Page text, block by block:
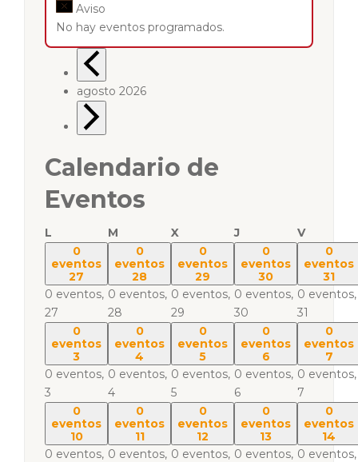
Aviso
No hay eventos programados.
agosto 2026
Calendario de
Eventos
L M X J
V
0
eventos
27
0 eventos,
27
0
eventos
28
0 eventos,
28
0
eventos
29
0 eventos,
29
0
eventos
30
0 eventos,
30
0
eventos
31
0 eventos,
31
0
eventos
3
0 eventos,
3
0
eventos
4
0 eventos,
4
0
eventos
5
0 eventos,
5
0
eventos
6
0 eventos,
6
0
eventos
7
0 eventos,
7
0
eventos
10
0 eventos,
0
eventos
11
0 eventos,
0
eventos
12
0 eventos,
0
eventos
13
0 eventos,
0
eventos
14
0 eventos,